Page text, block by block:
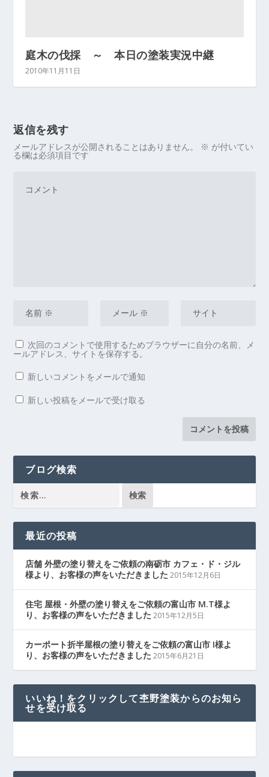
庭木の伐採 ～ 本日の塗装実況中継
2010年11月11日
返信を残す
メールアドレスが公開されることはありません。 ※ が付いてい
る欄は必須項目です
次回のコメントで使用するためブラウザーに自分の名前、メ
ールアドレス、サイトを保存する。
新しいコメントをメールで通知
新しい投稿をメールで受け取る
ブログ検索
最近の投稿
店舗 外壁の塗り替えをご依頼の南砺市 カフェ・ド・ジル
様より、お客様の声をいただきました 2015年12月6日
住宅 屋根・外壁の塗り替えをご依頼の富山市 M.T様よ
り、お客様の声をいただきました 2015年12月5日
カーポート折半屋根の塗り替えをご依頼の富山市 I様よ
り、お客様の声をいただきました 2015年6月21日
いいね！をクリックして杢野塗装からのお知ら
せを受け取る